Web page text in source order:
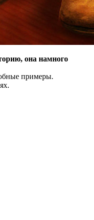
она намного
примеры.